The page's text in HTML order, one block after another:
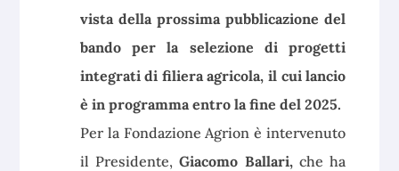
vista della prossima pubblicazione del
bando per la selezione di progetti
integrati di filiera agricola, il cui lancio
è in programma entro la fine del 2025.
Per la Fondazione Agrion è intervenuto
il Presidente,Giacomo Ballari, che ha